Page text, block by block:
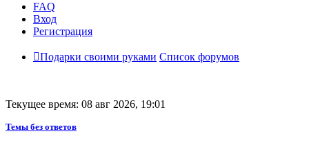
FAQ
Вход
Регистрация
Подарки своими руками Список форумов
Текущее время: 08 авг 2026, 19:01
Темы без ответов